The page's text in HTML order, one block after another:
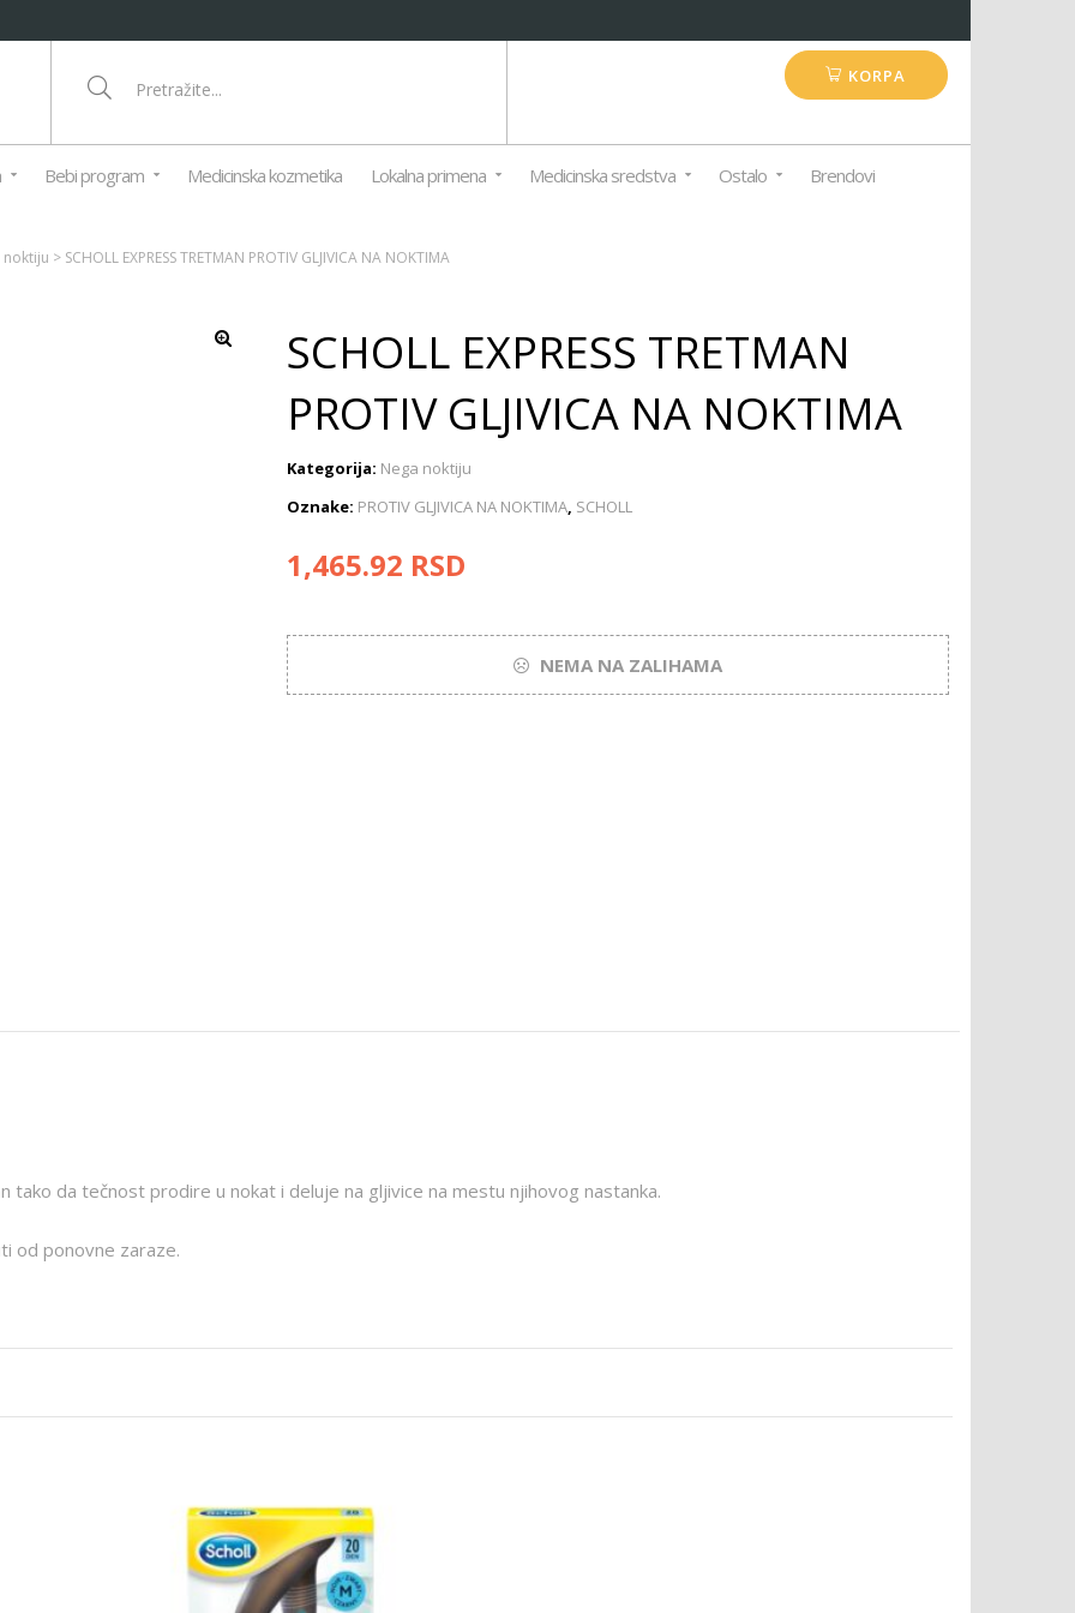
KORPA
Bebi program Medicinska kozmetika Lokalna primena Medicinska sredstva Ostalo Brendovi
noktiju > SCHOLL EXPRESS TRETMAN PROTIV GLJIVICA NA NOKTIMA
SCHOLL EXPRESS TRETMAN
PROTIV GLJIVICA NA NOKTIMA
Kategorija: Nega noktiju
Oznake: PROTIV GLJIVICA NA NOKTIMA, SCHOLL
1,465.92 RSD
NEMA NA ZALIHAMA
tako da tečnost prodire u nokat i deluje na gljivice na mestu njihovog nastanka.
od ponovne zaraze.